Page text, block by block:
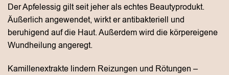
Der Apfelessig gilt seit jeher als echtes Beautyprodukt.
Äußerlich angewendet, wirkt er antibakteriell und
beruhigend auf die Haut. Außerdem wird die körpereigene
Wundheilung angeregt.
Kamillenextrakte lindern Reizungen und Rötungen –